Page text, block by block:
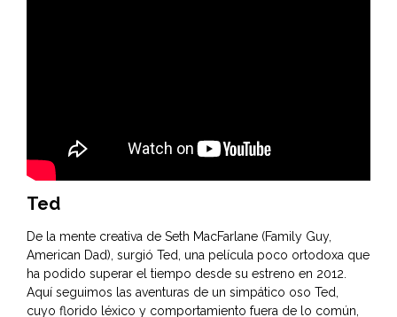
Ted
De la mente creativa de Seth MacFarlane (Family Guy,
American Dad), surgió Ted, una película poco ortodoxa que
ha podido superar el tiempo desde su estreno en 2012.
Aquí seguimos las aventuras de un simpático oso Ted,
cuyo florido léxico y comportamiento fuera de lo común,